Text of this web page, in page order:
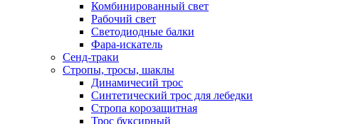
Комбинированный свет
Рабочий свет
Светодиодные балки
Фара-искатель
Сенд-траки
Стропы, тросы, шаклы
Динамичесий трос
Синтетический трос для лебедки
Стропа корозащитная
Трос буксирный